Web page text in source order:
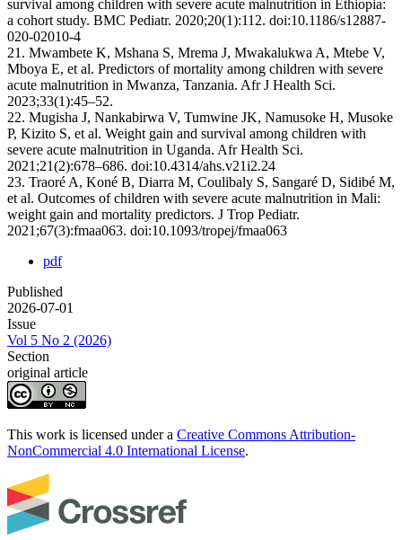
survival among children with severe acute malnutrition in Ethiopia:
a cohort study. BMC Pediatr. 2020;20(1):112. doi:10.1186/s12887-
020-02010-4
21. Mwambete K, Mshana S, Mrema J, Mwakalukwa A, Mtebe V,
Mboya E, et al. Predictors of mortality among children with severe
acute malnutrition in Mwanza, Tanzania. Afr J Health Sci.
2023;33(1):45–52.
22. Mugisha J, Nankabirwa V, Tumwine JK, Namusoke H, Musoke
P, Kizito S, et al. Weight gain and survival among children with
severe acute malnutrition in Uganda. Afr Health Sci.
2021;21(2):678–686. doi:10.4314/ahs.v21i2.24
23. Traoré A, Koné B, Diarra M, Coulibaly S, Sangaré D, Sidibé M,
et al. Outcomes of children with severe acute malnutrition in Mali:
weight gain and mortality predictors. J Trop Pediatr.
2021;67(3):fmaa063. doi:10.1093/tropej/fmaa063
pdf
Published
2026-07-01
Issue
Vol 5 No 2 (2026)
Section
original article
This work is licensed under a Creative Commons Attribution-
NonCommercial 4.0 International License.